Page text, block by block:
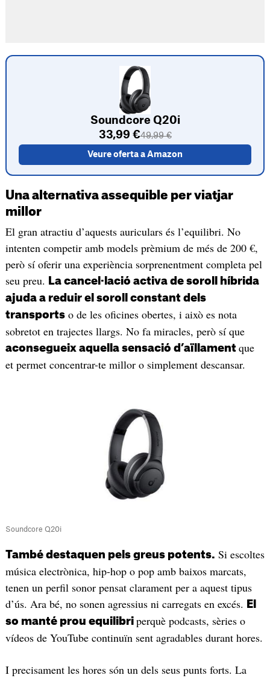
Soundcore Q20i
33,99 €49,99 €
Veure oferta a Amazon
Una alternativa assequible per viatjar
millor
El gran atractiu d’aquests auriculars és l’equilibri. No
intenten competir amb models prèmium de més de 200 €,
però sí oferir una experiència sorprenentment completa pel
seu preu.
La cancel·lació activa de soroll híbrida
ajuda a reduir el soroll constant dels
transportso de les oficines obertes, i això es nota
sobretot en trajectes llargs. No fa miracles, però sí que
aconsegueix aquella sensació d’aïllament que
et permet concentrar-te millor o simplement descansar.
Soundcore Q20i
També destaquen pels greus potents. Si escoltes
música electrònica, hip-hop o pop amb baixos marcats,
tenen un perfil sonor pensat clarament per a aquest tipus
d’ús. Ara bé, no sonen agressius ni carregats en excés.
El
so manté prou equilibri perquè podcasts, sèries o
vídeos de YouTube continuïn sent agradables durant hores.
I precisament les hores són un dels seus punts forts. La